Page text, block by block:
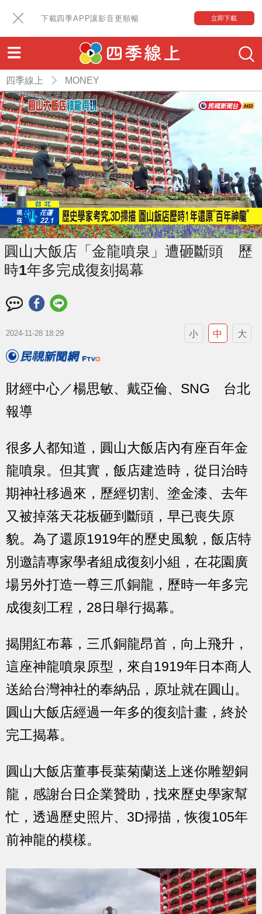
下載四季APP讓影音更順暢 立即下載
四季線上 MONEY
圓山大飯店「金龍噴泉」遭砸斷頭 歷
時1年多完成復刻揭幕
2024-11-28 18:29 小 中 大
財經中心／楊思敏、戴亞倫、SNG 台北
報導
很多人都知道，圓山大飯店內有座百年金
龍噴泉。但其實，飯店建造時，從日治時
期神社移過來，歷經切割、塗金漆、去年
又被掉落天花板砸到斷頭，早已喪失原
貌。為了還原1919年的歷史風貌，飯店特
別邀請專家學者組成復刻小組，在花園廣
場另外打造一尊三爪銅龍，歷時一年多完
成復刻工程，28日舉行揭幕。
揭開紅布幕，三爪銅龍昂首，向上飛升，
這座神龍噴泉原型，來自1919年日本商人
送給台灣神社的奉納品，原址就在圓山。
圓山大飯店經過一年多的復刻計畫，終於
完工揭幕。
圓山大飯店董事長葉菊蘭送上迷你雕塑銅
龍，感謝台日企業贊助，找來歷史學家幫
忙，透過歷史照片、3D掃描，恢復105年
前神龍的模樣。